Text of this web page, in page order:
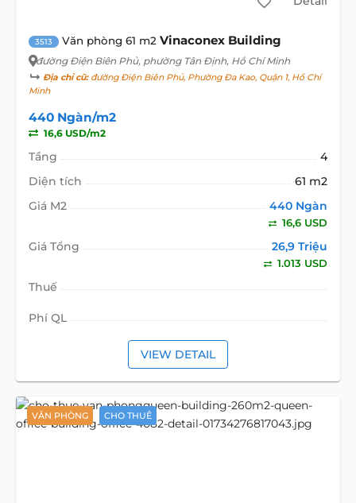
3513 Văn phòng 61 m2 Vinaconex Building
đường Điện Biên Phủ, phường Tân Định, Hồ Chí Minh
Địa chỉ cũ:đường Điện Biên Phủ, Phường Đa Kao, Quận 1, Hồ Chí
Minh
440 Ngàn/m2
16,6 USD/m2
Tầng
4
Diện tích
61 m2
Giá M2
440 Ngàn
16,6 USD
Giá Tổng 26,9 Triệu
1.013 USD
Thuế
Phí QL
VIEW DETAIL
VĂN PHÒNG CHO THUÊ